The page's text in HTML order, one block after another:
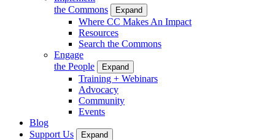
the Commons
Expand
Where CC Makes An Impact
Resources
Search the Commons
Engage
the People
Expand
Training + Webinars
Advocacy
Community
Events
Blog
Support Us
Expand